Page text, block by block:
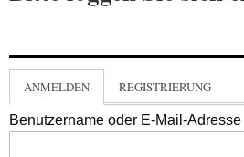
ANMELDEN REGISTRIERUNG
Benutzername oder E-Mail-Adresse